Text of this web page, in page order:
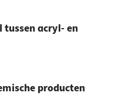
tussen acryl- en
producten